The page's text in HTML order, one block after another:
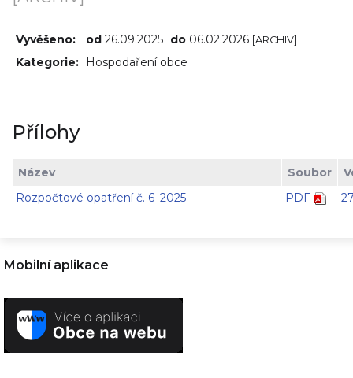
Vyvěšeno: od 26.09.2025 do 06.02.2026 [ARCHIV]
Kategorie: Hospodaření obce
Přílohy
Název Soubor
Rozpočtové opatření č. 6_2025
PDF
Mobilní aplikace